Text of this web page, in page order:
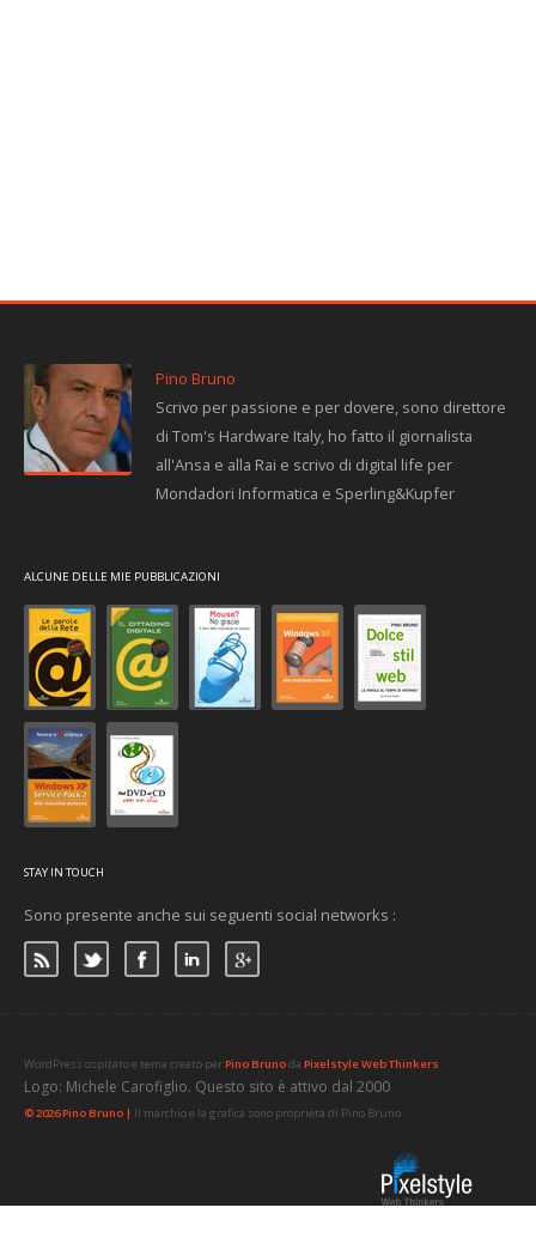
Pino Bruno
Scrivo per passione e per dovere, sono direttore
di Tom's Hardware Italy, ho fatto il giornalista
all'Ansa e alla Rai e scrivo di digital life per
Mondadori Informatica e Sperling&Kupfer
ALCUNE DELLE MIE PUBBLICAZIONI
STAY IN TOUCH
Sono presente anche sui seguenti social networks :
WordPress ospitato e tema creato perPino Brunoda Pixelstyle Web Thinkers
Logo: Michele Carofiglio. Questo sito è attivo dal 2000
© 2026 Pino Bruno | Il marchio e la grafica sono proprietà di Pino Bruno